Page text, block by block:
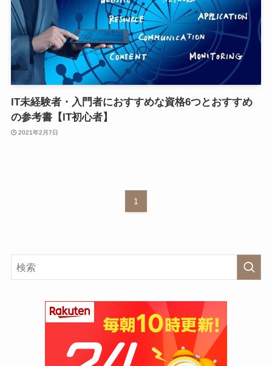
IT未経験者・入門者におすすめな資格6つとおすすめ
の参考書【IT初心者】
2021年2月7日
1